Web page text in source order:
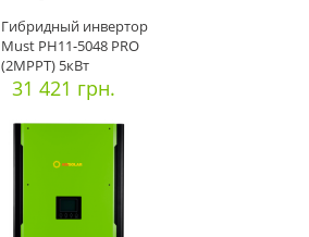
Гибридный инвертор
Must PH11-5048 PRO
(2MPPT) 5кВт
31 421 грн.